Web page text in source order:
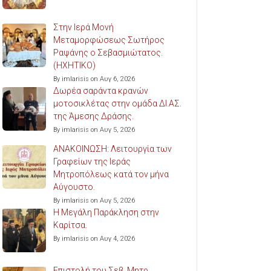
Στην Ιερά Μονή
Μεταμορφώσεως Σωτήρος
Ραψάνης ο Σεβασμιώτατος.
(ΗΧΗΤΙΚΟ)
By imlarisis on Αυγ 6, 2026
Δωρέα σαράντα κρανών
μοτοσικλέτας στην ομάδα ΔΙ.ΑΣ.
της Άμεσης Δράσης.
By imlarisis on Αυγ 5, 2026
ΑΝΑΚΟΙΝΩΣΗ: Λειτουργία των
Γραφείων της Ιεράς
Μητροπόλεως κατά τον μήνα
Αύγουστο.
By imlarisis on Αυγ 5, 2026
Η Μεγάλη Παράκληση στην
Καρίτσα.
By imlarisis on Αυγ 4, 2026